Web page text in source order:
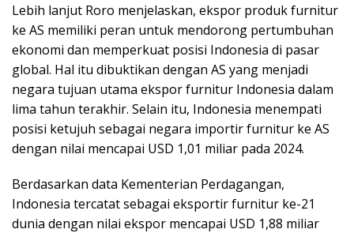
Lebih lanjut Roro menjelaskan, ekspor produk furnitur
ke AS memiliki peran untuk mendorong pertumbuhan
ekonomi dan memperkuat posisi Indonesia di pasar
global. Hal itu dibuktikan dengan AS yang menjadi
negara tujuan utama ekspor furnitur Indonesia dalam
lima tahun terakhir. Selain itu, Indonesia menempati
posisi ketujuh sebagai negara importir furnitur ke AS
dengan nilai mencapai USD 1,01 miliar pada 2024.
Berdasarkan data Kementerian Perdagangan,
Indonesia tercatat sebagai eksportir furnitur ke-21
dunia dengan nilai ekspor mencapai USD 1,88 miliar